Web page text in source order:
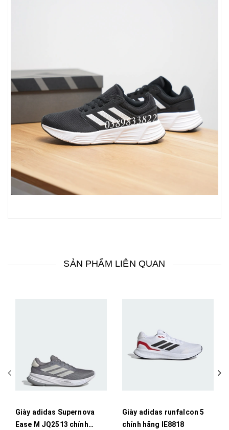
SẢN PHẨM LIÊN QUAN
Giày adidas Supernova
Ease M JQ2513 chính
Giày adidas runfalcon 5
chính hãng IE8818